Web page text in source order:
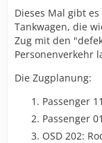
Dieses Mal gibt
Tankwagen, die
Zug mit den
Personenverkehr
Die Zugplanung:
Passenger
Passenger
OSD 202: